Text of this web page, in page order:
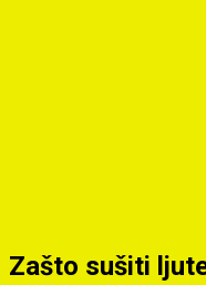
Zašto sušiti